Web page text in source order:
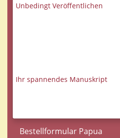
Unbedingt Veröffentlichen
Ihr spannendes Manuskript
Bestellformular Papua